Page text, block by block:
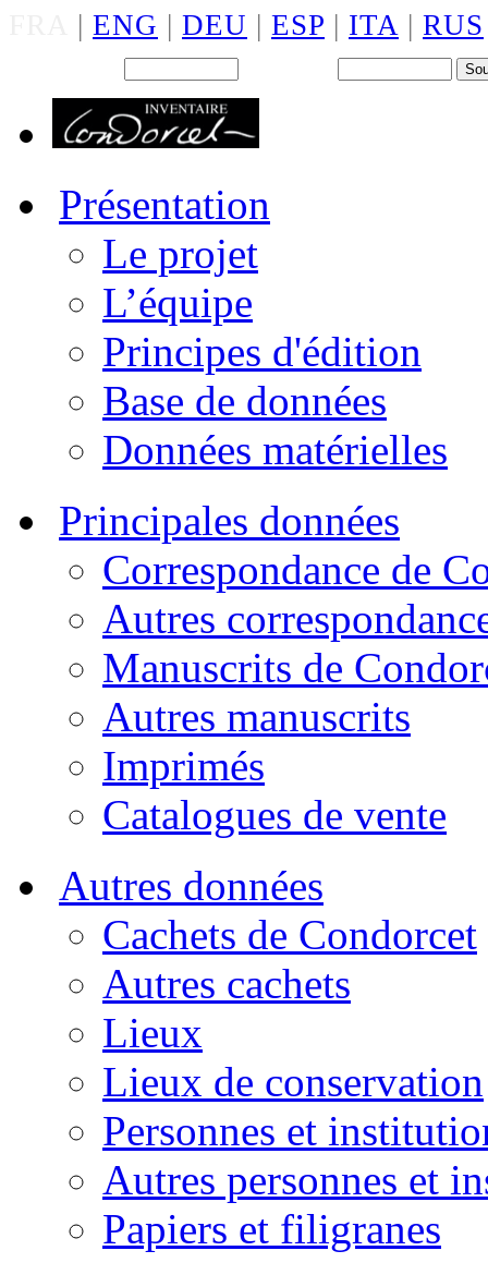
| ENG | DEU | ESP | ITA | RUS
Présentation
Le projet
L’équipe
Principes d'édition
Base de données
Données matérielles
Principales données
Correspondance de
Autres
Manuscrits de
Autres manuscrits
Imprimés
Catalogues de vente
Autres données
Cachets de Condorcet
Autres cachets
Lieux
Lieux de conservation
Personnes et
Autres personnes et
Papiers et filigranes